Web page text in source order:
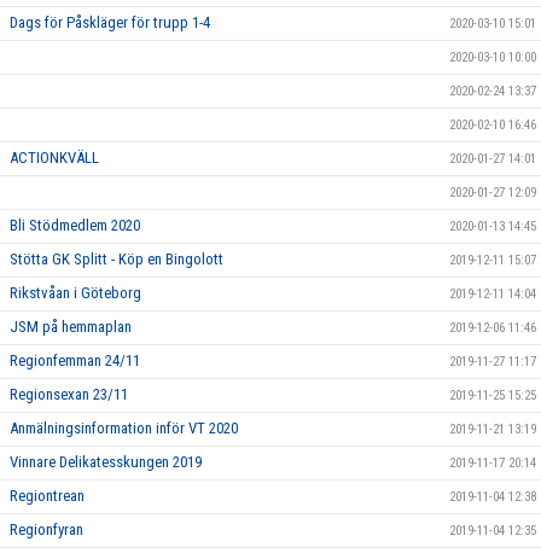
Dags för Påskläger för trupp 1-4 2020-03-10 15:01
2020-03-10 10:00
2020-02-24 13:37
2020-02-10 16:46
ACTIONKVÄLL 2020-01-27 14:01
2020-01-27 12:09
Bli Stödmedlem 2020 2020-01-13 14:45
Stötta GK Splitt - Köp en Bingolott 2019-12-11 15:07
Rikstvåan i Göteborg 2019-12-11 14:04
JSM på hemmaplan 2019-12-06 11:46
Regionfemman 24/11 2019-11-27 11:17
Regionsexan 23/11 2019-11-25 15:25
Anmälningsinformation inför VT 2020 2019-11-21 13:19
Vinnare Delikatesskungen 2019 2019-11-17 20:14
Regiontrean 2019-11-04 12:38
Regionfyran 2019-11-04 12:35